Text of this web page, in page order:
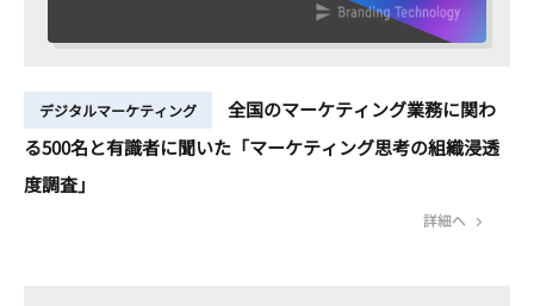
デジタルマーケティング
全国のマーケティング業務に関わ
る500名と有識者に聞いた「マーケティング思考の組織浸透
度調査」
詳細へ